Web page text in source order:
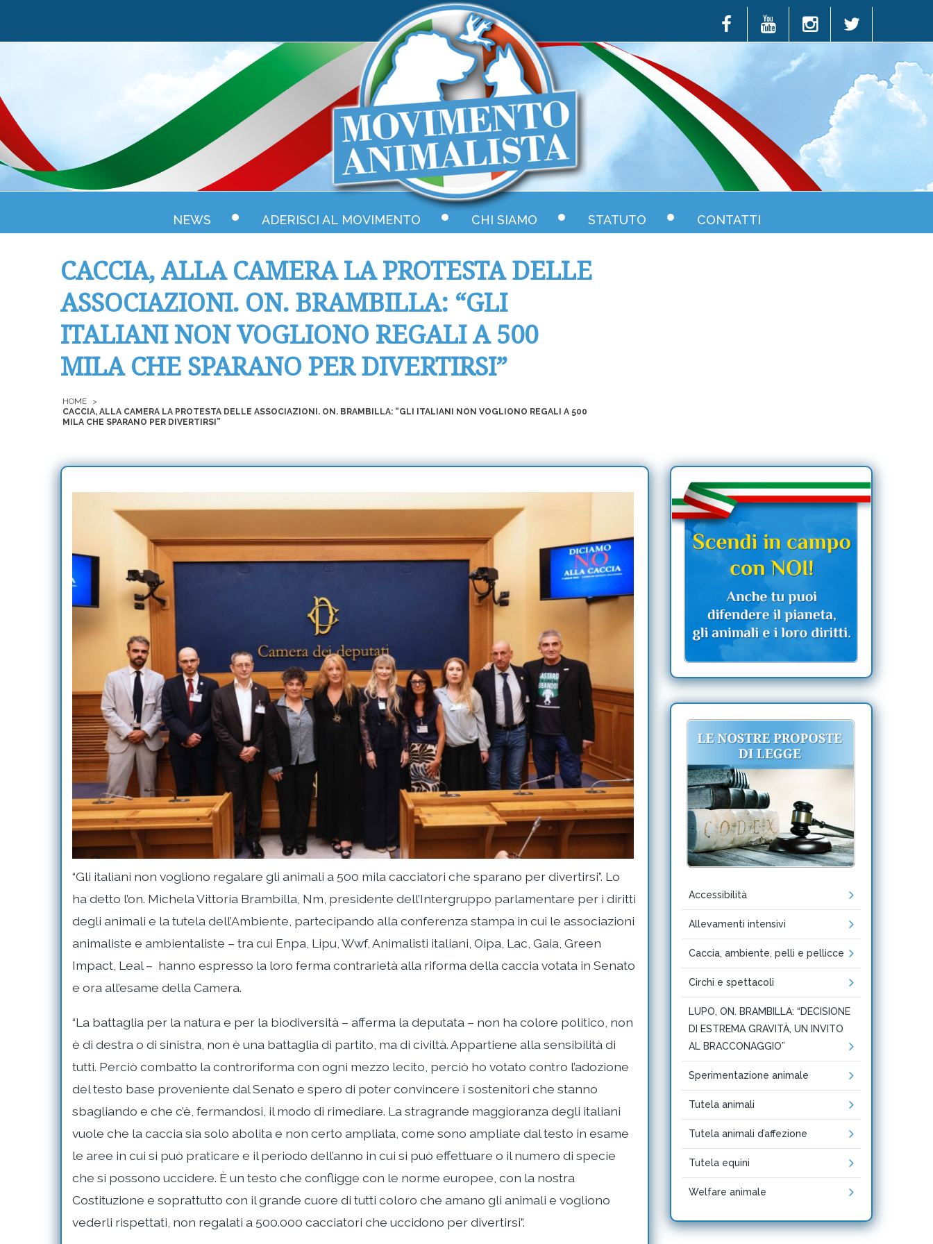
NEWS ADERISCI AL MOVIMENTO CHI SIAMO STATUTO CONTATTI
CACCIA, ALLA CAMERA LA PROTESTA DELLE
ASSOCIAZIONI. ON. BRAMBILLA: “GLI
ITALIANI NON VOGLIONO REGALI A 500
MILA CHE SPARANO PER DIVERTIRSI”
HOME
>
CACCIA, ALLA CAMERA LA PROTESTA DELLE ASSOCIAZIONI. ON. BRAMBILLA: “GLI ITALIANI NON VOGLIONO REGALI A 500
MILA CHE SPARANO PER DIVERTIRSI”
“Gli italiani non vogliono regalare gli animali a 500 mila cacciatori che sparano per divertirsi”. Lo
ha detto l’on. Michela Vittoria Brambilla, Nm, presidente dell’Intergruppo parlamentare per i diritti
degli animali e la tutela dell’Ambiente, partecipando alla conferenza stampa in cui le associazioni
animaliste e ambientaliste – tra cui Enpa, Lipu, Wwf, Animalisti italiani, Oipa, Lac, Gaia, Green
Impact, Leal – hanno espresso la loro ferma contrarietà alla riforma della caccia votata in Senato
e ora all’esame della Camera.
“La battaglia per la natura e per la biodiversità – afferma la deputata – non ha colore politico, non
è di destra o di sinistra, non è una battaglia di partito, ma di civiltà. Appartiene alla sensibilità di
tutti. Perciò combatto la controriforma con ogni mezzo lecito, perciò ho votato contro l’adozione
del testo base proveniente dal Senato e spero di poter convincere i sostenitori che stanno
sbagliando e che c’è, fermandosi, il modo di rimediare. La stragrande maggioranza degli italiani
vuole che la caccia sia solo abolita e non certo ampliata, come sono ampliate dal testo in esame
le aree in cui si può praticare e il periodo dell’anno in cui si può effettuare o il numero di specie
che si possono uccidere. È un testo che confligge con le norme europee, con la nostra
Costituzione e soprattutto con il grande cuore di tutti coloro che amano gli animali e vogliono
vederli rispettati, non regalati a 500.000 cacciatori che uccidono per divertirsi”.
Accessibilità
Allevamenti intensivi
Caccia, ambiente, pelli e pellicce
Circhi e spettacoli
LUPO, ON. BRAMBILLA: “DECISIONE
DI ESTREMA GRAVITÀ, UN INVITO
AL BRACCONAGGIO”
Sperimentazione animale
Tutela animali
Tutela animali d’affezione
Tutela equini
Welfare animale